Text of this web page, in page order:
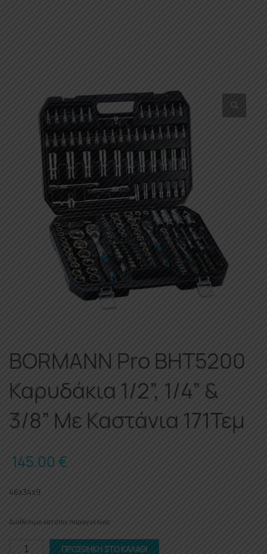
BORMANN Pro BHT5200
Καρυδάκια 1/2”, 1/4” &
3/8” Με Καστάνια 171Τεμ
145.00 €
46x34x9
Διαθέσιμο κατόπιν παραγγελίας
BORMANN
ΠΡΟΣΘΉΚΗ ΣΤΟ ΚΑΛΆΘΙ